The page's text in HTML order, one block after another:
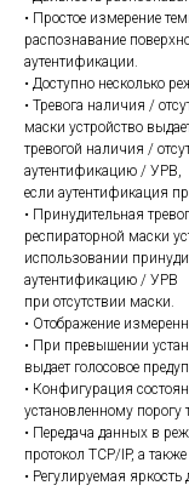
• Простое измерение
распознавание
аутентификации.
• Доступно несколько
• Тревога наличия /
маски устройство
тревогой наличия /
аутентификацию / УРВ,
если аутентификация
• Принудительная
респираторной маски
использовании
аутентификацию / УРВ
при отсутствии маски.
• Отображение
• При превышении
выдает голосовое
• Конфигурация
установленному порогу
• Передача данных в
протокол TCP/IP, а
• Регулируемая яркость